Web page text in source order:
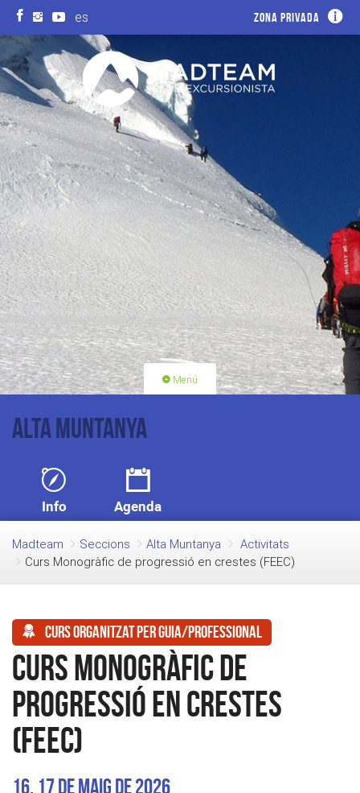
es Zona privada
Menú
FES-TE SOCI
Alta Muntanya
Info Agenda
Madteam Seccions Alta Muntanya
Activitats
Curs Monogràfic de progressió en crestes (FEEC)
Curs organitzat per guia/professional
Curs Monogràfic de
progressió en crestes
(FEEC)
16, 17 de maig de 2026